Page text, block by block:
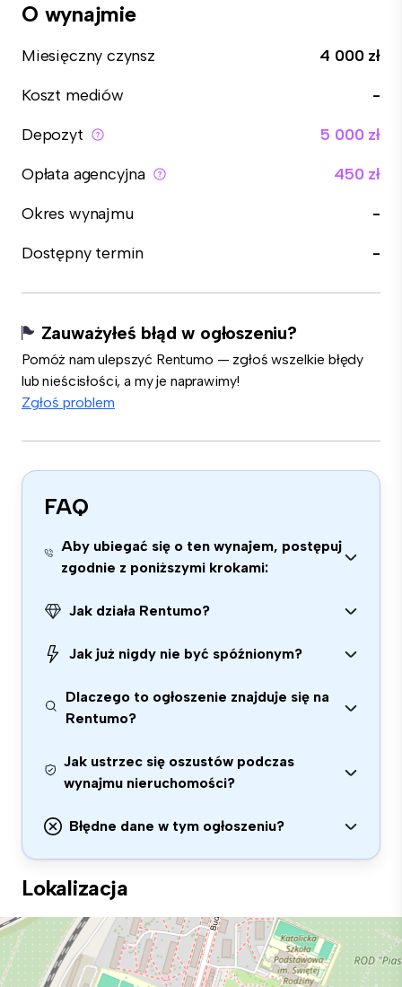
O wynajmie
Miesięczny czynsz
4 000 zł
Koszt mediów
-
Depozyt
5 000 zł
Opłata agencyjna
450 zł
Okres wynajmu
-
Dostępny termin
-
Zauważyłeś błąd w ogłoszeniu?
Pomóż nam ulepszyć Rentumo — zgłoś wszelkie błędy
lub nieścisłości, a my je naprawimy!
Zgłoś problem
FAQ
Aby ubiegać się o ten wynajem, postępuj
zgodnie z poniższymi krokami:
Jak działa Rentumo?
Jak już nigdy nie być spóźnionym?
Dlaczego to ogłoszenie znajduje się na
Rentumo?
Jak ustrzec się oszustów podczas
wynajmu nieruchomości?
Błędne dane w tym ogłoszeniu?
Lokalizacja